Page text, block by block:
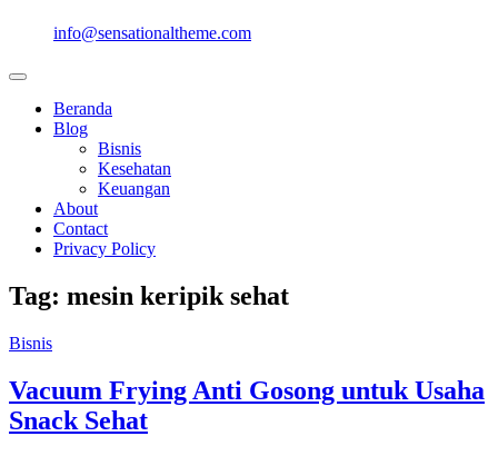
info@sensationaltheme.com
Beranda
Blog
Bisnis
Kesehatan
Keuangan
About
Contact
Privacy Policy
Tag: mesin keripik sehat
Bisnis
Vacuum Frying Anti Gosong untuk Usaha
Snack Sehat